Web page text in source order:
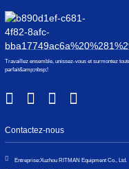
Travaillez ensemble, unissez-vous et surmontez
parfait&amp;nbsp;!
Contactez-nous
Entreprise:Xuzhou RITMAN Equipment Co., Ltd.